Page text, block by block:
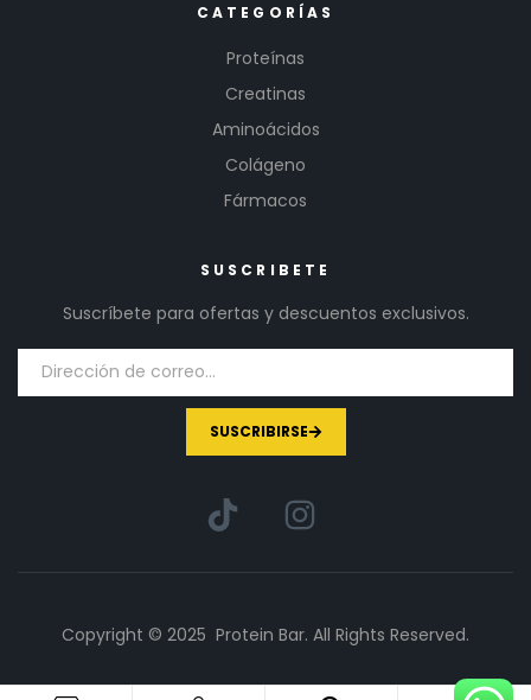
CATEGORÍAS
Proteínas
Creatinas
Aminoácidos
Colágeno
Fármacos
SUSCRIBETE
Suscríbete para ofertas y descuentos exclusivos.
SUSCRIBIRSE
Copyright © 2025 Protein Bar. All Rights Reserved.